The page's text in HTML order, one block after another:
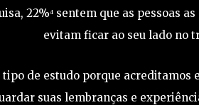
22%⁴ sentem que as pessoas
evitam ficar ao seu lado no
tipo de estudo porque
suas lembranças e